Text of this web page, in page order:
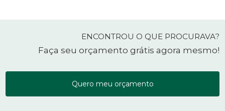
ENCONTROU O QUE PROCURAVA?
Faça seu orçamento grátis agora mesmo!
Quero meu orçamento